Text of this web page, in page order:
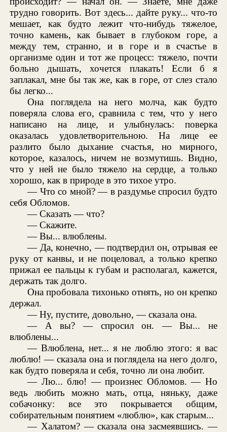
трудно говорить. Вот здесь... дайте руку... что-то
мешает, как будто лежит что-нибудь тяжелое,
точно камень, как бывает в глубоком горе, а
между тем, странно, и в горе и в счастье в
организме один и тот же процесс: тяжело, почти
больно дышать, хочется плакать! Если б я
заплакал, мне бы так же, как в горе, от слез стало
бы легко...
Она поглядела на него молча, как будто
поверяла слова его, сравнила с тем, что у него
написано на лице, и улыбнулась: поверка
оказалась удовлетворительною. На лице ее
разлито было дыхание счастья, но мирного,
которое, казалось, ничем не возмутишь. Видно,
что у ней не было тяжело на сердце, а только
хорошо, как в природе в это тихое утро.
— Что со мной? — в раздумье спросил будто
себя Обломов.
— Сказать — что?
— Скажите.
— Вы... влюблены.
— Да, конечно, — подтвердил он, отрывая ее
руку от канвы, и не поцеловал, а только крепко
прижал ее пальцы к губам и располагал, кажется,
держать так долго.
Она пробовала тихонько отнять, но он крепко
держал.
— Ну, пустите, довольно, — сказала она.
— А вы? — спросил он. — Вы... не
влюблены...
— Влюблена, нет... я не люблю этого: я вас
люблю! — сказала она и поглядела на него долго,
как будто поверяла и себя, точно ли она любит.
— Лю... блю! — произнес Обломов. — Но
ведь любить можно мать, отца, няньку, даже
собачонку: все это покрывается общим,
собирательным понятием «люблю», как старым...
— Халатом? — сказала она засмеявшись. —